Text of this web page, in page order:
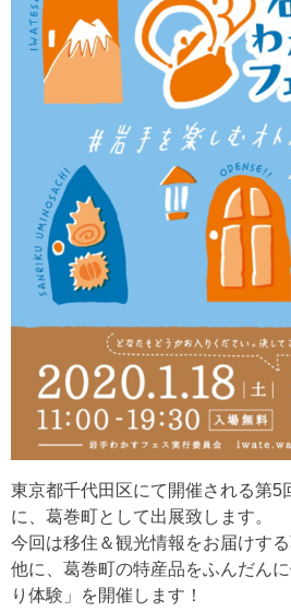
東京都千代田区にて開催される第5
に、葛巻町として出展致します。
今回は移住＆観光情報をお届けす
他に、葛巻町の特産品をふんだん
り体験」を開催します！